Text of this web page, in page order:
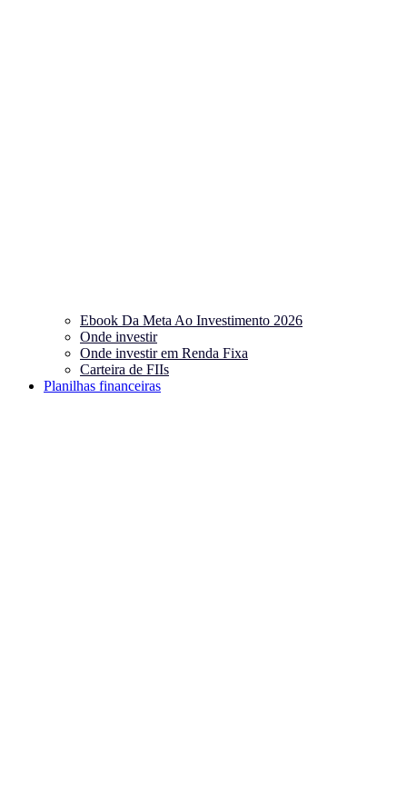
Ebook Da Meta Ao Investimento 2026
Onde investir
Onde investir em Renda Fixa
Carteira de FIIs
Planilhas financeiras